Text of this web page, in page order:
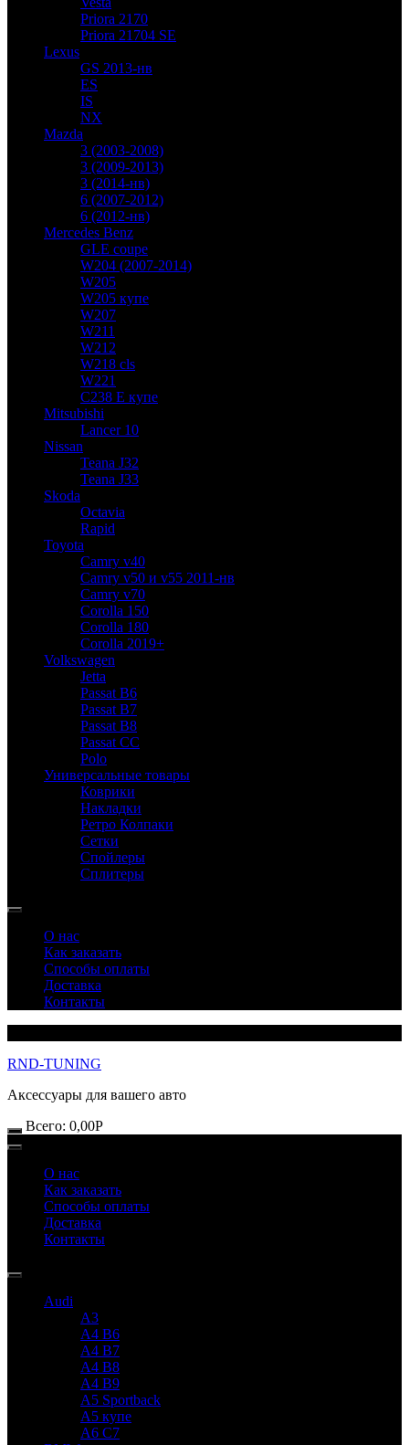
Priora 2170
Priora 21704 SE
Lexus
GS 2013-нв
ES
IS
NX
Mazda
3 (2003-2008)
3 (2009-2013)
3 (2014-нв)
6 (2007-2012)
6 (2012-нв)
Mercedes Benz
GLE coupe
W204 (2007-2014)
W205
W205 купе
W207
W211
W212
W218 cls
W221
C238 E купе
Mitsubishi
Lancer 10
Nissan
Teana J32
Teana J33
Skoda
Octavia
Rapid
Toyota
Camry v40
Camry v50 и v55 2011-нв
Camry v70
Corolla 150
Corolla 180
Corolla 2019+
Volkswagen
Jetta
Passat B6
Passat B7
Passat B8
Passat CC
Polo
Универсальные товары
Коврики
Накладки
Ретро Колпаки
Сетки
Спойлеры
Сплитеры
О нас
Как заказать
Способы оплаты
Доставка
Контакты
RND-TUNING
Аксессуары для вашего авто
Всего: 0,00Р
О нас
Как заказать
Способы оплаты
Доставка
Контакты
Audi
A3
A4 B6
A4 B7
A4 B8
A4 B9
A5 Sportback
A5 купе
A6 C7